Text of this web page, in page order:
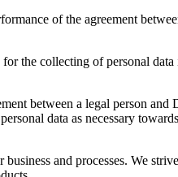
of the agreement
the collecting of personal
between a legal person and
data as necessary
and processes. We